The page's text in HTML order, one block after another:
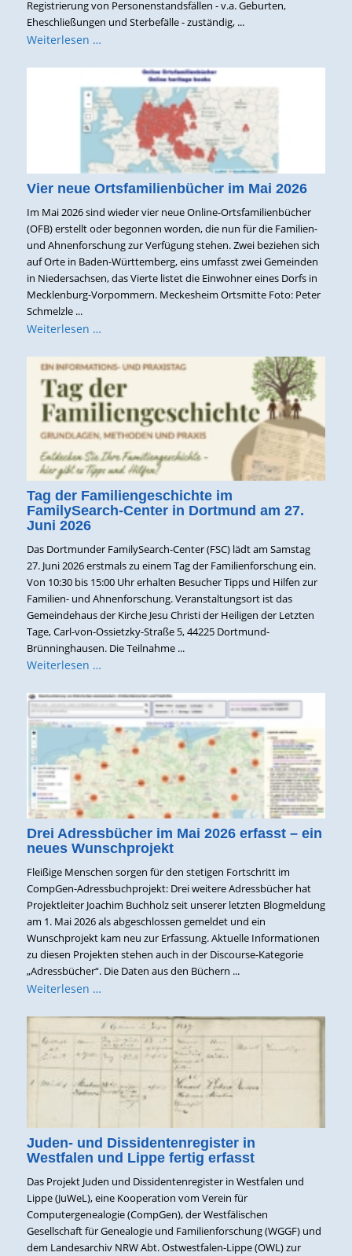
Registrierung von Personenstandsfällen - v.a. Geburten,
Eheschließungen und Sterbefälle - zuständig, ...
Weiterlesen …
Vier neue Ortsfamilienbücher im Mai 2026
Im Mai 2026 sind wieder vier neue Online-Ortsfamilienbücher
(OFB) erstellt oder begonnen worden, die nun für die Familien-
und Ahnenforschung zur Verfügung stehen. Zwei beziehen sich
auf Orte in Baden-Württemberg, eins umfasst zwei Gemeinden
in Niedersachsen, das Vierte listet die Einwohner eines Dorfs in
Mecklenburg-Vorpommern. Meckesheim Ortsmitte Foto: Peter
Schmelzle ...
Weiterlesen …
Tag der Familiengeschichte im
FamilySearch-Center in Dortmund am 27.
Juni 2026
Das Dortmunder FamilySearch-Center (FSC) lädt am Samstag
27. Juni 2026 erstmals zu einem Tag der Familienforschung ein.
Von 10:30 bis 15:00 Uhr erhalten Besucher Tipps und Hilfen zur
Familien- und Ahnenforschung. Veranstaltungsort ist das
Gemeindehaus der Kirche Jesu Christi der Heiligen der Letzten
Tage, Carl-von-Ossietzky-Straße 5, 44225 Dortmund-
Brünninghausen. Die Teilnahme ...
Weiterlesen …
Drei Adressbücher im Mai 2026 erfasst – ein
neues Wunschprojekt
Fleißige Menschen sorgen für den stetigen Fortschritt im
CompGen-Adressbuchprojekt: Drei weitere Adressbücher hat
Projektleiter Joachim Buchholz seit unserer letzten Blogmeldung
am 1. Mai 2026 als abgeschlossen gemeldet und ein
Wunschprojekt kam neu zur Erfassung. Aktuelle Informationen
zu diesen Projekten stehen auch in der Discourse-Kategorie
„Adressbücher“. Die Daten aus den Büchern ...
Weiterlesen …
Juden- und Dissidentenregister in
Westfalen und Lippe fertig erfasst
Das Projekt Juden und Dissidentenregister in Westfalen und
Lippe (JuWeL), eine Kooperation vom Verein für
Computergenealogie (CompGen), der Westfälischen
Gesellschaft für Genealogie und Familienforschung (WGGF) und
dem Landesarchiv NRW Abt. Ostwestfalen-Lippe (OWL) zur